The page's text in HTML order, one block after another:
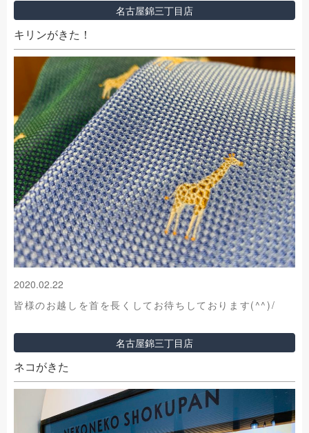
名古屋錦三丁目店
キリンがきた！
2020.02.22
皆様のお越しを首を長くしてお待ちしております(^^)/
名古屋錦三丁目店
ネコがきた